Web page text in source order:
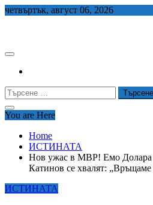
Skip
четвъртък, август 06, 2026
Търсене
за:
You are Here
Home
ИСТИНАТА
Нов ужас в МВР! Емо Долара
Катинов се хвалят:
ИСТИНАТА